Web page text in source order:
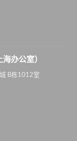
办公室）
B栋1012室